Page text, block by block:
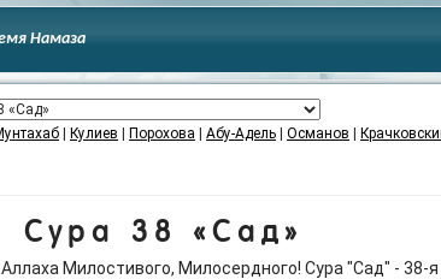
Намаза
Кулиев Порохова Абу-Адель Османов
Сура 38 «Сад»
Милостивого, Милосердного! Сура "Сад" - 38-я